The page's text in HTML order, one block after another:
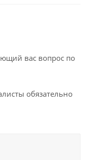
вас вопрос по
обязательно